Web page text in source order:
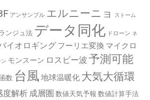
アンサンブル エルニーニョ ストーム
ンジュ法 データ同化 ドローン ネ
イオロギング フーリエ変換 マイクロ
ン モンスーン ロスビー波 予測可能
数 台風 地球温暖化 大気大循環
度解析 成層圏 数値天気予報 数値計算手法